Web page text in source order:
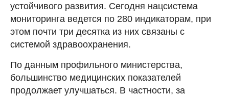
устойчивого развития. Сегодня нацсистема
мониторинга ведется по 280 индикаторам, при
этом почти три десятка из них связаны с
системой здравоохранения.
По данным профильного министерства,
большинство медицинских показателей
продолжает улучшаться. В частности, за